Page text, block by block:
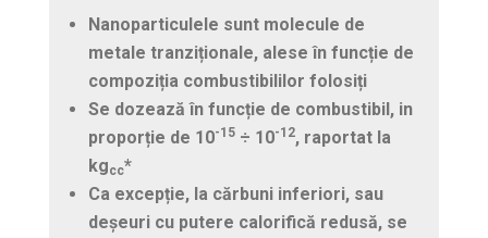
Nanoparticulele suntmolecule de
metale tranziționale, alese în funcție de
compoziția combustibililor folosiți
Se dozează în funcție de combustibil, in
proporție de 10-15÷ 10-12, raportatla
kgcc*
Ca excepție, la cărbuni inferiori, sau
deșeuricu putere calorifică redusă, se